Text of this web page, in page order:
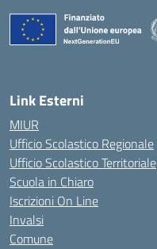
Link Esterni
MIUR
Ufficio Scolastico Regionale
Ufficio Scolastico Territoriale
Scuola in Chiaro
Iscrizioni On Line
Invalsi
Comune